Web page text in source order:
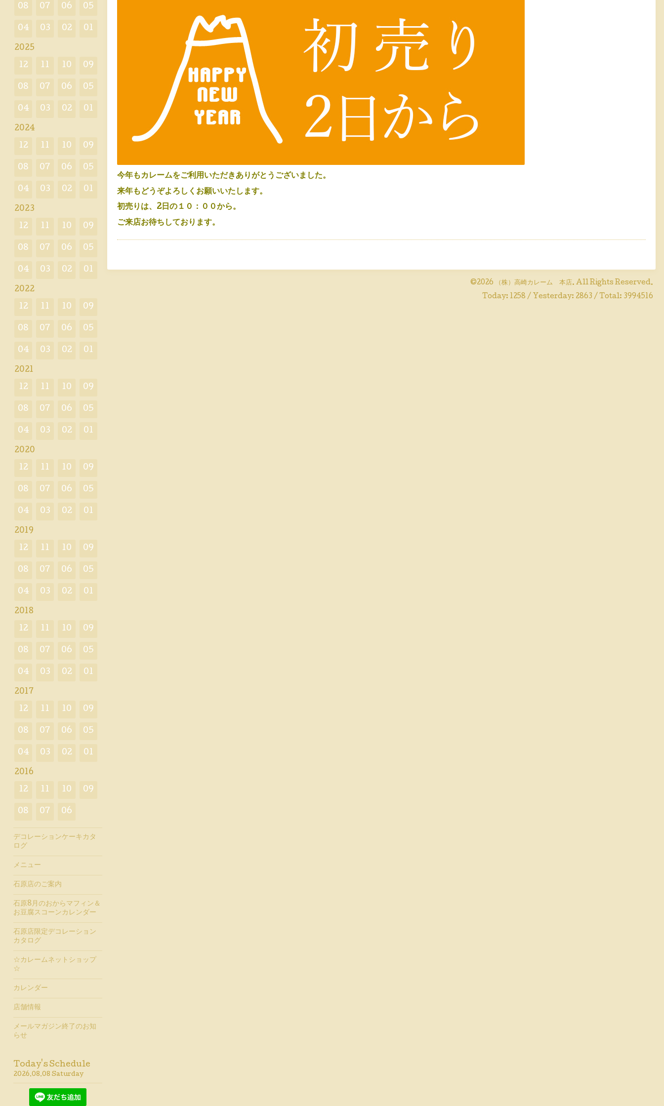
今年もカレームをご利用いただきありがとうございました。
来年もどうぞよろしくお願いいたします。
初売りは、2日の１０：００から。
ご来店お待ちしております。
©2026 （株）高崎カレーム 本店. All Rights Reserved.
Today: 1258 / Yesterday: 2863 / Total: 3994516
08 07 06 05
04 03 02 01
2025
12 11 10 09
08 07 06 05
04 03 02 01
2024
12 11 10 09
08 07 06 05
04 03 02 01
2023
12 11 10 09
08 07 06 05
04 03 02 01
2022
12 11 10 09
08 07 06 05
04 03 02 01
2021
12 11 10 09
08 07 06 05
04 03 02 01
2020
12 11 10 09
08 07 06 05
04 03 02 01
2019
12 11 10 09
08 07 06 05
04 03 02 01
2018
12 11 10 09
08 07 06 05
04 03 02 01
2017
12 11 10 09
08 07 06 05
04 03 02 01
2016
12 11 10 09
08 07 06
デコレーションケーキカタ
ログ
メニュー
石原店のご案内
石原8月のおからマフィン＆
お豆腐スコーンカレンダー
石原店限定デコレーション
カタログ
☆カレームネットショップ
☆
カレンダー
店舗情報
メールマガジン終了のお知
らせ
Today's Schedule
2026.08.08 Saturday